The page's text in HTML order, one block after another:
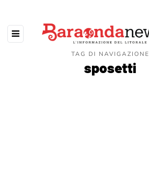
TAG DI NAVIGAZIONE
sposetti